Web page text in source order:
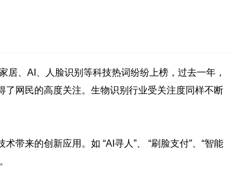
居、AI、人脸识别等科技热词纷纷上榜，过去一年，
网民的高度关注。生物识别行业受关注度同样不断
来的创新应用。如 “AI寻人”、 “刷脸支付”、“智能